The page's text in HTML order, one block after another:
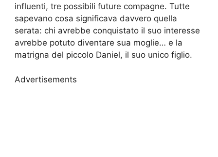
influenti, tre possibili future compagne. Tutte
sapevano cosa significava davvero quella
serata: chi avrebbe conquistato il suo interesse
avrebbe potuto diventare sua moglie… e la
matrigna del piccolo Daniel, il suo unico figlio.
Advertisements